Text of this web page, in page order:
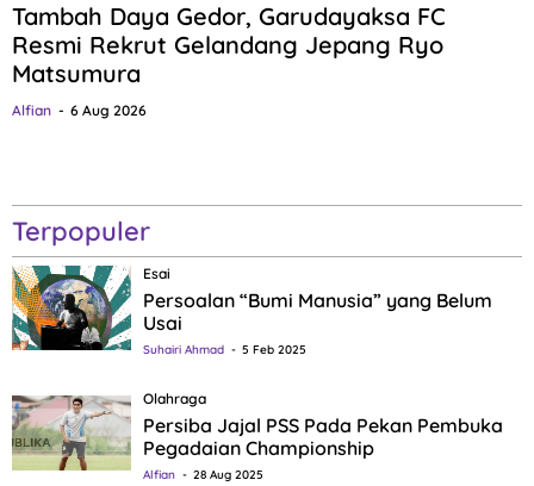
Tambah Daya Gedor, Garudayaksa FC
Resmi Rekrut Gelandang Jepang Ryo
Matsumura
Alfian 6 Aug 2026
Terpopuler
Esai
Persoalan “Bumi Manusia” yang Belum
Usai
Suhairi Ahmad 5 Feb 2025
Olahraga
Persiba Jajal PSS Pada Pekan Pembuka
Pegadaian Championship
Alfian 28 Aug 2025